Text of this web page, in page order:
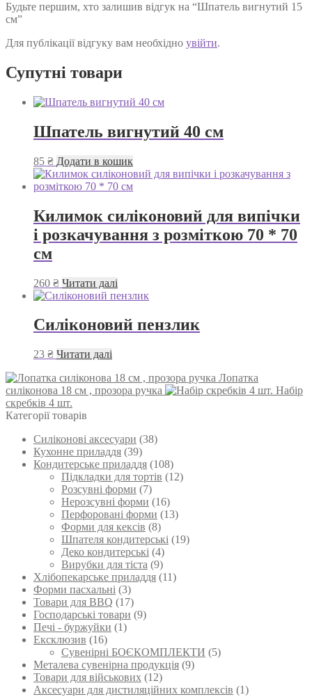
Будьте першим, хто залишив відгук на “Шпатель вигнутий 15
см”
Для публікації відгуку вам необхідно увійти.
Супутні товари
Шпатель вигнутий 40 см
85 ₴ Додати в кошик
Килимок силіконовий для випічки
і розкачування з розміткою 70 * 70
см
260 ₴ Читати далі
Силіконовий пензлик
23 ₴ Читати далі
Лопатка
силіконова 18 см , прозора ручка
Набір
скребків 4 шт.
Категорії товарів
Силіконові аксесуари (38)
Кухонне приладдя (39)
Кондитерське приладдя (108)
Підкладки для тортів (12)
Розсувні форми (7)
Нерозсувні форми (16)
Перфоровані форми (13)
Форми для кексів (8)
Шпателя кондитерські (19)
Деко кондитерські (4)
Вирубки для тіста (9)
Хлібопекарське приладдя (11)
Форми пасхальні (3)
Товари для BBQ (17)
Господарські товари (9)
Печі - буржуйки (1)
Ексклюзив (16)
Сувенірні БОЄКОМПЛЕКТИ (5)
Металева сувенірна продукція (9)
Товари для військових (12)
Аксесуари для дистиляційних комплексів (1)